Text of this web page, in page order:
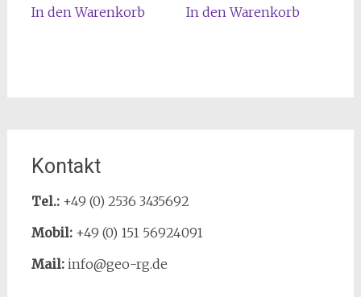
In den Warenkorb In den Warenkorb
Kontakt
Tel.:+49 (0) 2536 3435692
Mobil:+49 (0) 151 56924091
Mail:info@geo-rg.de